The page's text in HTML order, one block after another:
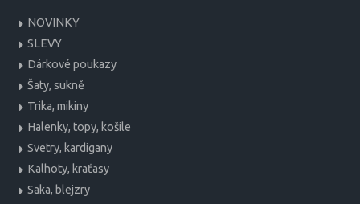
NOVINKY
SLEVY
Dárkové poukazy
Šaty, sukně
Trika, mikiny
Halenky, topy, košile
Svetry, kardigany
Kalhoty, kraťasy
Saka, blejzry